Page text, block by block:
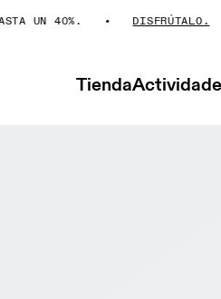
UN 40%. DISFRÚTALO.
Tienda